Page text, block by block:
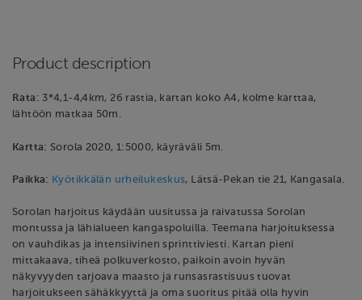
Product description
Rata: 3*4,1-4,4km, 26 rastia, kartan koko A4, kolme karttaa,
lähtöön matkaa 50m.
Kartta: Sorola 2020, 1:5000, käyräväli 5m.
Paikka: Kyötikkälän urheilukeskus, Lätsä-Pekan tie 21, Kangasala.
Sorolan harjoitus käydään uusitussa ja raivatussa Sorolan
montussa ja lähialueen kangaspoluilla. Teemana harjoituksessa
on vauhdikas ja intensiivinen sprinttiviesti. Kartan pieni
mittakaava, tiheä polkuverkosto, paikoin avoin hyvän
näkyvyyden tarjoava maasto ja runsasrastisuus tuovat
harjoitukseen sähäkkyyttä ja oma suoritus pitää olla hyvin